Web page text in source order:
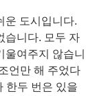
운 도시입니다.
습니다. 모두 자
여주지 않습니
언만 해 주었다
한두 번은 있을